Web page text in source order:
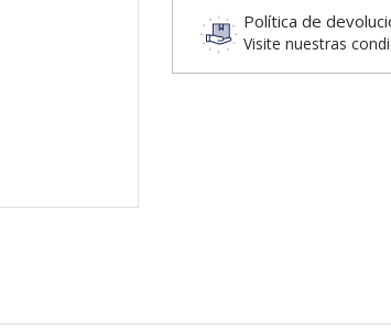
Política de
Visite nuestras